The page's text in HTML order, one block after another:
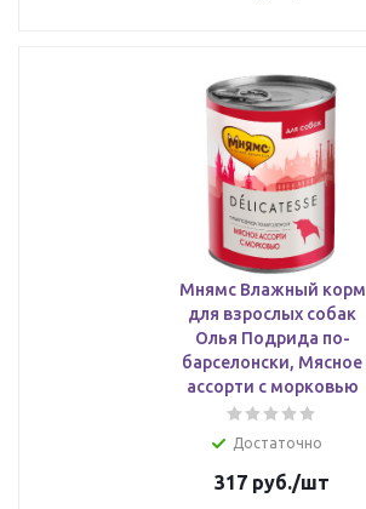
Мнямс Влажный корм
для взрослых собак
Олья Подрида по-
барселонски, Мясное
ассорти с морковью
Достаточно
317 руб./шт